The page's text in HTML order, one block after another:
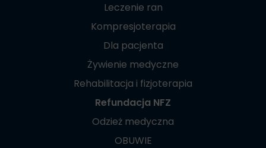
Leczenie ran
Kompresjoterapia
Dla pacjenta
Żywienie medyczne
Rehabilitacja i fizjoterapia
Refundacja NFZ
Odzież medyczna
OBUWIE